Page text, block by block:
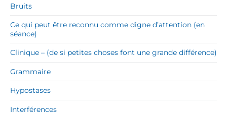
Bruits
Ce qui peut être reconnu comme digne d’attention (en
séance)
Clinique – (de si petites choses font une grande différence)
Grammaire
Hypostases
Interférences